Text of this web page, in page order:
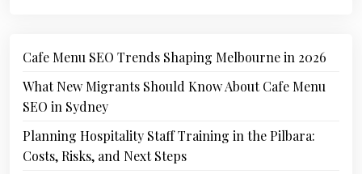
Cafe Menu SEO Trends Shaping Melbourne in 2026
What New Migrants Should Know About Cafe Menu
SEO in Sydney
Planning Hospitality Staff Training in the Pilbara:
Costs, Risks, and Next Steps